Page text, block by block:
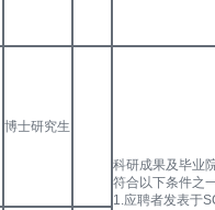
博士研究生
科研成果及毕业
符合以下条件之
1.应聘者发表于